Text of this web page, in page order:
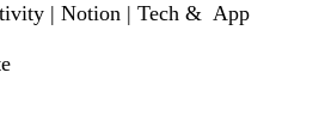
| Notion | Tech & App